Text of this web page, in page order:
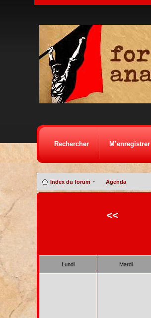
Rechercher M’enregistrer
Index du forum • Agenda
<<
Lundi Mardi